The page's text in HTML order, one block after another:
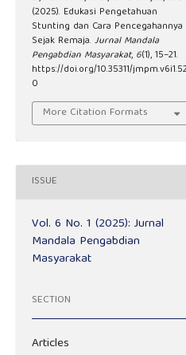
(2025). Edukasi Pengetahuan
Stunting dan Cara Pencegahannya
Sejak Remaja. Jurnal Mandala
Pengabdian Masyarakat, 6(1), 15–21.
https://doi.org/10.35311/jmpm.v6i1.52
0
More Citation Formats
ISSUE
Vol. 6 No. 1 (2025): Jurnal
Mandala Pengabdian
Masyarakat
SECTION
Articles